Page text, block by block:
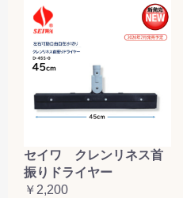
セイワ クレンリネス首
振りドライヤー
￥2,200